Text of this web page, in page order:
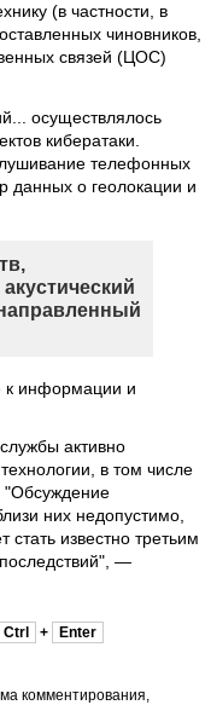
(в частности, в
чиновников,
связей (ЦОС)
осуществлялось
кибератаки.
телефонных
данных о геолокации и
к информации и
активно
в том числе
"Обсуждение
них недопустимо,
известно третьим
—
Ctrl + Enter
комментирования,